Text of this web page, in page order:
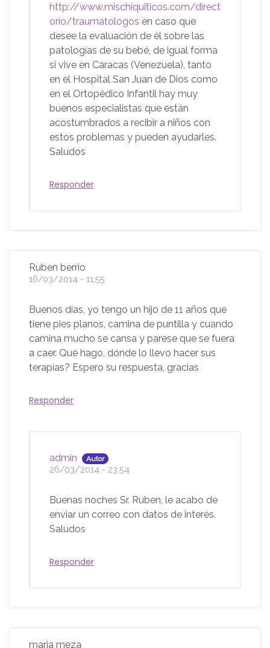
http://www.mischiquiticos.com/direct
orio/traumatologos en caso que
desee la evaluación de él sobre las
patologías de su bebé, de igual forma
si vive en Caracas (Venezuela), tanto
en el Hospital San Juan de Dios como
en el Ortopédico Infantil hay muy
buenos especialistas que están
acostumbrados a recibir a niños con
estos problemas y pueden ayudarles.
Saludos
Responder
Ruben berrio
16/03/2014 - 11:55
Buenos días, yo tengo un hijo de 11 años que
tiene pies planos, camina de puntilla y cuando
camina mucho se cansa y parese que se fuera
a caer. Qué hago, dónde lo llevo hacer sus
terapias? Espero su respuesta, gracias
Responder
admin Autor
26/03/2014 - 23:54
Buenas noches Sr. Ruben, le acabo de
enviar un correo con datos de interés.
Saludos
Responder
maria meza